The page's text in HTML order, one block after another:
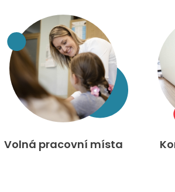
Volná pracovní místa